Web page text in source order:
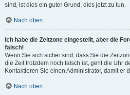
sind, ist dies ein guter Grund, dies jetzt zu tun.
Nach oben
Ich habe die Zeitzone eingestellt, aber die
falsch!
Wenn Sie sich sicher sind, dass Sie die
die Zeit trotzdem noch falsch ist, geht die Uhr
Kontaktieren Sie einen Administrator, damit er
Nach oben